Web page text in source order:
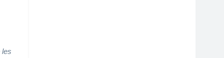
les